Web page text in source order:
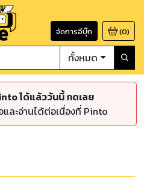
จัดการอีบุ๊ก (0)
ทั้งหมด
ได้แล้ววันนี้ กดเลย
ละอ่านได้ต่อเนื่องที่ Pinto